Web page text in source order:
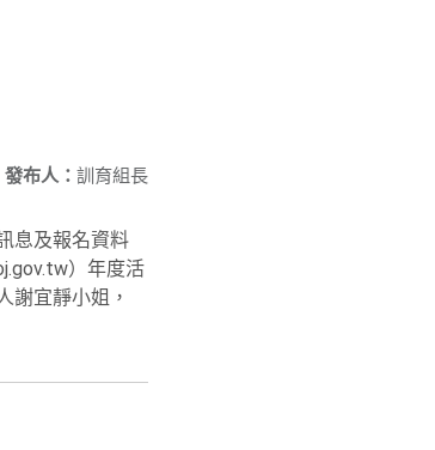
發布人： 訓育組長
息及報名資料
）年度活
謝宜靜小姐，